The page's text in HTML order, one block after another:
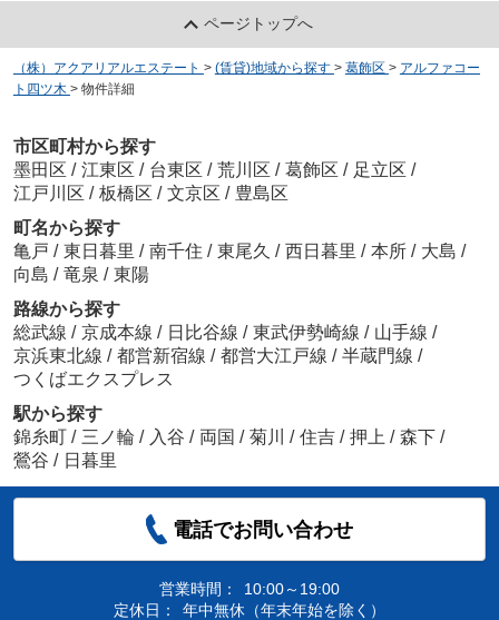
ページトップへ
（株）アクアリアルエステート > (賃貸)地域から探す > 葛飾区 > アルファコー
ト四ツ木 > 物件詳細
市区町村から探す
墨田区 / 江東区 / 台東区 / 荒川区 / 葛飾区 / 足立区 /
江戸川区 / 板橋区 / 文京区 / 豊島区
町名から探す
亀戸 / 東日暮里 / 南千住 / 東尾久 / 西日暮里 / 本所 / 大島 /
向島 / 竜泉 / 東陽
路線から探す
総武線 / 京成本線 / 日比谷線 / 東武伊勢崎線 / 山手線 /
京浜東北線 / 都営新宿線 / 都営大江戸線 / 半蔵門線 /
つくばエクスプレス
駅から探す
錦糸町 / 三ノ輪 / 入谷 / 両国 / 菊川 / 住吉 / 押上 / 森下 /
鶯谷 / 日暮里
電話でお問い合わせ
営業時間：
10:00～19:00
定休日：
年中無休（年末年始を除く）